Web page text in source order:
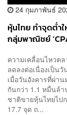
24 กุมภาพันธ์
หุ้นไทย ทำจุดต่ำ
กลุ่มพาณิชย์
ความเคลื่อนไหวต
ลดลงต่อเนื่องเป็น
เมื่อวันอังคารที่ผ่า
กันกว่า 1.1 หมื่นล้
ชาติขายหุ้นไทยไ
17.7 จุด ถ...